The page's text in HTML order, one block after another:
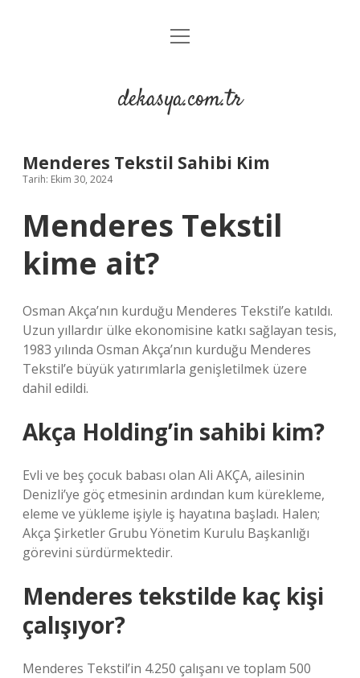
Anasayfa
Yasal Uyarı
menüyü
dekasya.com.tr
Menderes Tekstil Sahibi Kim
Tarih: Ekim 30, 2024
Menderes Tekstil
kime ait?
Osman Akça’nın kurduğu Menderes Tekstil’e katıldı.
Uzun yıllardır ülke ekonomisine katkı sağlayan tesis,
1983 yılında Osman Akça’nın kurduğu Menderes
Tekstil’e büyük yatırımlarla genişletilmek üzere
dahil edildi.
Akça Holding’in sahibi kim?
Evli ve beş çocuk babası olan Ali AKÇA, ailesinin
Denizli’ye göç etmesinin ardından kum kürekleme,
eleme ve yükleme işiyle iş hayatına başladı. Halen;
Akça Şirketler Grubu Yönetim Kurulu Başkanlığı
görevini sürdürmektedir.
Menderes tekstilde kaç kişi
çalışıyor?
Menderes Tekstil’in 4.250 çalışanı ve toplam 500